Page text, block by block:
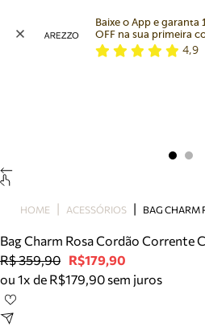
Bolsa
Tamanco
Tênis
Mule
Baixe o App e garanta
OFF na sua primeira
4,9
HOME ACESSÓRIOS
Bag Charm Rosa Cordão Corrente
R$ 359,90 R$179,90
ou 1x de R$179,90 sem juros